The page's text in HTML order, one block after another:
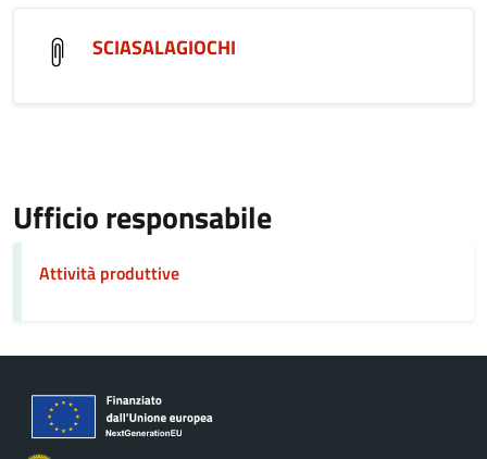
SCIASALAGIOCHI
Ufficio responsabile
Attività produttive